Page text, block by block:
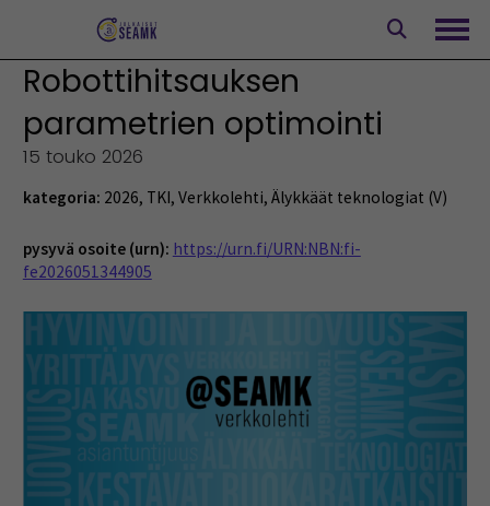
Robottihitsauksen
parametrien optimointi
15 touko 2026
kategoria: 2026, TKI, Verkkolehti, Älykkäät teknologiat (V)
pysyvä osoite (urn): https://urn.fi/URN:NBN:fi-
fe2026051344905